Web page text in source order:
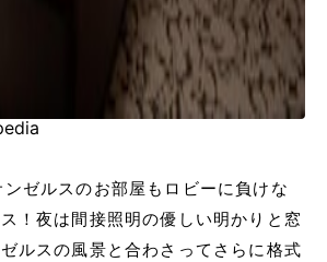
ゼルスのお部屋もロビーに負けな
！夜は間接照明の優しい明かりと窓
ルスの風景と合わさってさらに格式